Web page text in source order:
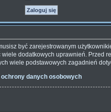
być zarejestrowanym
dodatkowych uprawnień. Przed
wiele podstawowych zagadnień
danych osobowych